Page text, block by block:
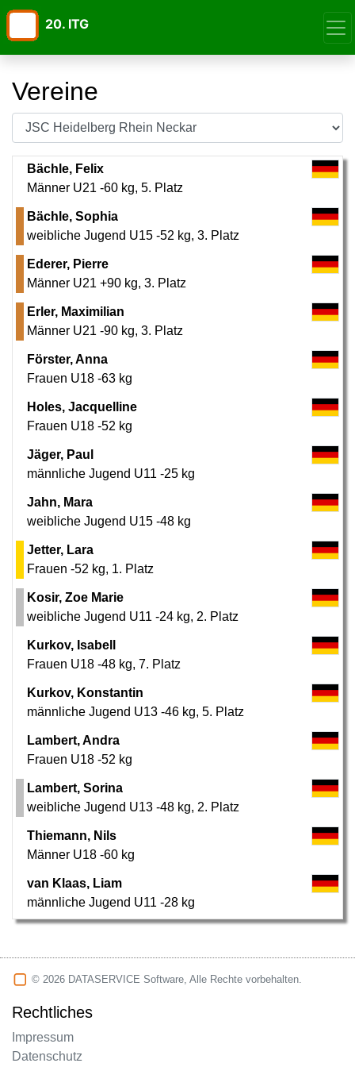
20. ITG
Vereine
Bächle, Felix
Männer U21 -60 kg, 5. Platz
Bächle, Sophia
weibliche Jugend U15 -52 kg, 3. Platz
Ederer, Pierre
Männer U21 +90 kg, 3. Platz
Erler, Maximilian
Männer U21 -90 kg, 3. Platz
Förster, Anna
Frauen U18 -63 kg
Holes, Jacquelline
Frauen U18 -52 kg
Jäger, Paul
männliche Jugend U11 -25 kg
Jahn, Mara
weibliche Jugend U15 -48 kg
Jetter, Lara
Frauen -52 kg, 1. Platz
Kosir, Zoe Marie
weibliche Jugend U11 -24 kg, 2. Platz
Kurkov, Isabell
Frauen U18 -48 kg, 7. Platz
Kurkov, Konstantin
männliche Jugend U13 -46 kg, 5. Platz
Lambert, Andra
Frauen U18 -52 kg
Lambert, Sorina
weibliche Jugend U13 -48 kg, 2. Platz
Thiemann, Nils
Männer U18 -60 kg
van Klaas, Liam
männliche Jugend U11 -28 kg
© 2026 DATASERVICE Software, Alle Rechte vorbehalten.
Rechtliches
Impressum
Datenschutz